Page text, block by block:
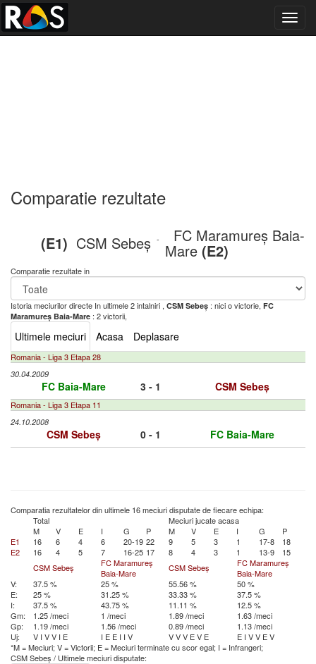
Comparatie rezultate
(E1) CSM Sebeș - FC Maramureș Baia-
Mare (E2)
Comparatie rezultate in
Istoria meciurilor directe In ultimele 2 intalniri , CSM Sebeș : nici o victorie, FC
Maramureș Baia-Mare : 2 victorii,
Ultimele meciuri Acasa Deplasare
Romania - Liga 3 Etapa 28
30.04.2009
FC Baia-Mare 3 - 1 CSM Sebeș
Romania - Liga 3 Etapa 11
24.10.2008
CSM Sebeș 0 - 1 FC Baia-Mare
Comparatia rezultatelor din ultimele 16 meciuri disputate de fiecare echipa:
Total
Meciuri jucate acasa
M
V E I G P M V E I G
P
E1
16 6 4 6 20-19 22 9 5 3 1 17-8
18
E2
16 4 5 7 16-25 17 8 4 3 1 13-9
15
CSM Sebeș
FC Maramureș
Baia-Mare
CSM Sebeș
FC Maramureș
Baia-Mare
V:
37.5 % 25 % 55.56 %
50 %
E:
25 % 31.25 % 33.33 %
37.5 %
I:
37.5 % 43.75 % 11.11 %
12.5 %
Gm:
1.25 /meci 1 /meci 1.89 /meci
1.63 /meci
Gp:
1.19 /meci 1.56 /meci 0.89 /meci
1.13 /meci
Uj:
V I VV I E I E E I I V VVV EV E E I VV EV
*M = Meciuri; V = Victorii; E = Meciuri terminate cu scor egal; I = Infrangeri;
CSM Sebeș / Ultimele meciuri disputate: